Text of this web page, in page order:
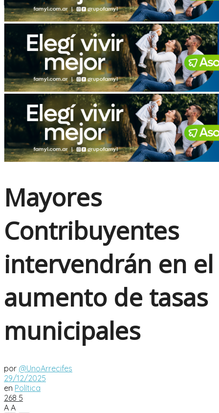
No Result
View All Result
Mayores
Contribuyentes
intervendrán en el
aumento de tasas
municipales
por @UnoArrecifes
29/12/2025
en Política
268 5
A A